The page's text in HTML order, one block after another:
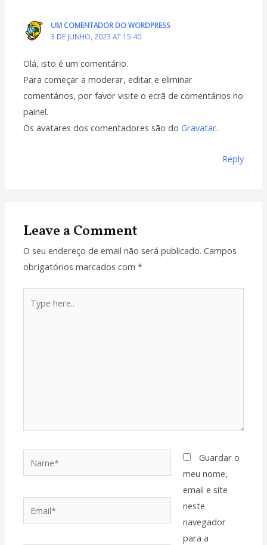
UM COMENTADOR DO WORDPRESS
3 DE JUNHO, 2023 AT 15:40
Olá, isto é um comentário.
Para começar a moderar, editar e eliminar
comentários, por favor visite o ecrã de comentários no
painel.
Os avatares dos comentadores são doGravatar.
Reply
Leave a Comment
O seu endereço de email não será publicado. Campos
obrigatórios marcados com*
here..
Guardar o
meu nome,
email e site
neste
navegador
para a